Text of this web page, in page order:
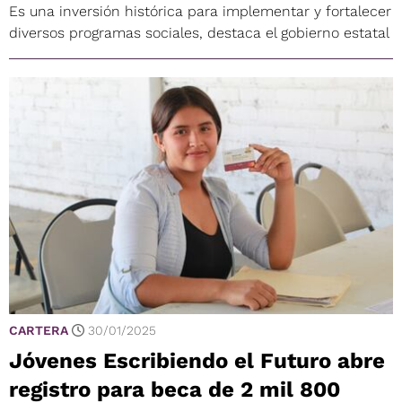
Es una inversión histórica para implementar y fortalecer
diversos programas sociales, destaca el gobierno estatal
CARTERA 30/01/2025
Jóvenes Escribiendo el Futuro abre
registro para beca de 2 mil 800